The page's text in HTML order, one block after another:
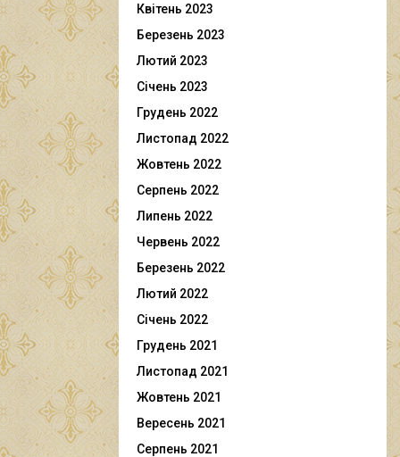
Квітень 2023
Березень 2023
Лютий 2023
Січень 2023
Грудень 2022
Листопад 2022
Жовтень 2022
Серпень 2022
Липень 2022
Червень 2022
Березень 2022
Лютий 2022
Січень 2022
Грудень 2021
Листопад 2021
Жовтень 2021
Вересень 2021
Серпень 2021